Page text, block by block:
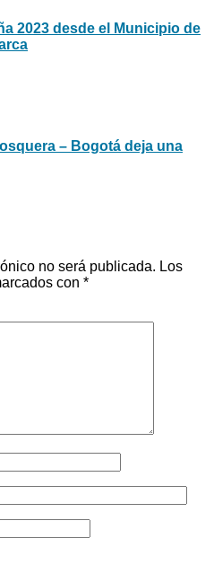
2023 desde el Municipio de
– Bogotá deja una
no será publicada. Los
con *